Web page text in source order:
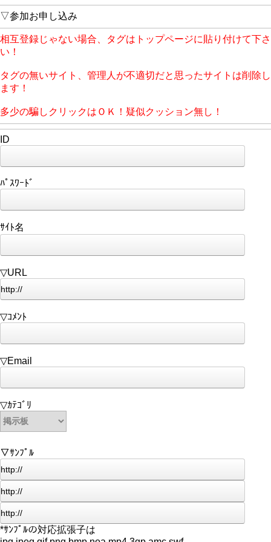
▽参加お申し込み
相互登録じゃない場合、タグはトップページに貼り付けて下さ
い！
タグの無いサイト、管理人が不適切だと思ったサイトは削除し
ます！
多少の騙しクリックはＯＫ！疑似クッション無し！
ID
ﾊﾟｽﾜｰﾄﾞ
ｻｲﾄ名
▽URL
▽ｺﾒﾝﾄ
▽Email
▽ｶﾃｺﾞﾘ
▽ｻﾝﾌﾟﾙ
*ｻﾝﾌﾟﾙの対応拡張子は